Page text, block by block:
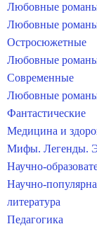
Любовные
Любовные
Остросюжетные
Любовные
Современные
Любовные
Фантастические
Медицина и
Мифы. Легенды.
Научно-
Научно-
литература
Педагогика